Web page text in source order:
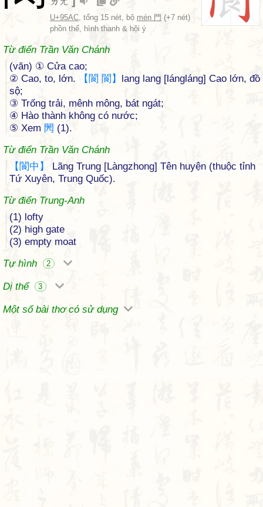
U+95AC, tổng 15 nét, bộ mén 門 (+7 nét)
phồn thể, hình thanh & hội ý
Từ điển Trần Văn Chánh
(văn) ① Cửa cao;
② Cao, to, lớn.
【 閬 閬 】 lang lang [lángláng] Cao lớn, đồ
sộ;
③ Trống trải, mênh mông, bát ngát;
④ Hào thành không có nước;
⑤ Xem 閌 (1).
Từ điển Trần Văn Chánh
【 閬中 】
Lãng Trung [Làngzhong] Tên huyện (thuộc tỉnh
Tứ Xuyên, Trung Quốc).
Từ điển Trung-Anh
(1) lofty
(2) high gate
(3) empty moat
Tự hình
2
Dị thể 3
Một số bài thơ có sử dụng